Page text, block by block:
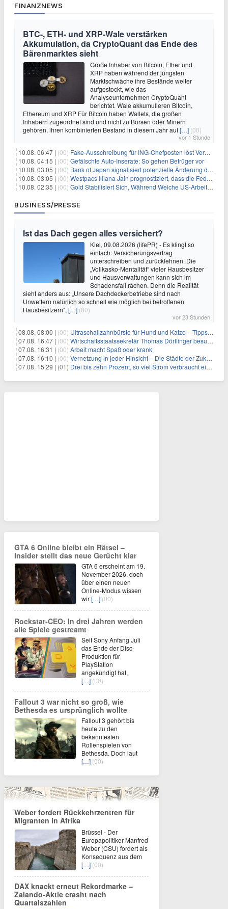
FINANZNEWS
BTC-, ETH- und XRP-Wale verstärken
Akkumulation, da CryptoQuant das Ende des
Bärenmarktes sieht
Große Inhaber von Bitcoin, Ether und
XRP haben während der jüngsten
Marktschwäche ihre Bestände weiter
aufgestockt, wie das
Analyseunternehmen CryptoQuant
berichtet. Wale akkumulieren Bitcoin,
Ethereum und XRP Für Bitcoin haben Wallets, die großen
Inhabern zugeordnet sind und nicht zu Börsen oder Minern
gehören, ihren kombinierten Bestand in diesem Jahr auf[…] (00)
vor 1 Stunde
10.08. 06:47 | (00) Fake-Ausschreibung für ING-Chefposten löst Verwirrung aus
10.08. 04:15 | (00) Gefälschte Auto-Inserate: So gehen Betrüger vor
10.08. 03:05 | (00) Bank of Japan signalisiert potenzielle Änderung der Zinspolitik angesichts von Inflationsbedenken
10.08. 03:05 | (00) Westpacs Illiana Jain prognostiziert, dass die Fed die Zinssätze nach dem Arbeitsmarktbericht stabil halten wird
10.08. 02:35 | (00) Gold Stabilisiert Sich, Während Weiche US-Arbeitsmarktdaten Zinsängste Lindern
BUSINESS/PRESSE
Ist das Dach gegen alles versichert?
Kiel, 09.08.2026 (lifePR) - Es klingt so
einfach: Versicherungsvertrag
unterschreiben und zurücklehnen. Die
„Vollkasko-Mentalität“ vieler Hausbesitzer
und Hausverwaltungen kann sich im
Schadensfall rächen. Denn die Realität
sieht anders aus: „Unsere Dachdeckerbetriebe sind nach
Unwettern natürlich so schnell wie möglich bei betroffenen
Hausbesitzern“, […] (00)
vor 23 Stunden
08.08. 08:00 | (00) Ultraschallzahnbürste für Hund und Katze – Tipps zur erfolgreichen Eingewöhnung
07.08. 16:47 | (00) Wirtschaftsstaatssekretär Thomas Dörflinger besucht Handwerksbetrieb im Kammerbezirk Freiburg
07.08. 16:31 | (00) Arbeit macht Spaß oder krank
07.08. 16:10 | (00) Vernetzung in jeder Hinsicht – Die Städte der Zukunft sind grün-blau
07.08. 15:29 | (01) Drei bis zehn Prozent, so viel Strom verbraucht ein Aufzug im Gebäude
GTA 6 Online bleibt ein Rätsel –
Insider stellt das neue Gerücht klar
GTA 6 erscheint am 19.
November 2026, doch
über einen neuen
Online-Modus wissen
wir[…] (00)
Rockstar-CEO: In drei Jahren werden
alle Spiele gestreamt
Seit Sony Anfang Juli
das Ende der Disc-
Produktion für
PlayStation
angekündigt hat,
[…] (00)
Fallout 3 war nicht so groß, wie
Bethesda es ursprünglich wollte
Fallout 3 gehört bis
heute zu den
bekanntesten
Rollenspielen von
Bethesda. Doch laut
[…] (00)
Weber fordert Rückkehrzentren für
Migranten in Afrika
Brüssel - Der
Europapolitiker Manfred
Weber (CSU) fordert als
Konsequenz aus dem
[…] (00)
DAX knackt erneut Rekordmarke –
Zalando-Aktie crasht nach
Quartalszahlen